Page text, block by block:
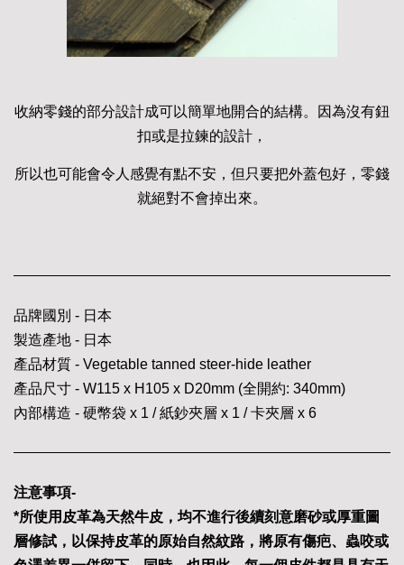
收納零錢的部分設計成可以簡單地開合的結構。因為沒有鈕
扣或是拉鍊的設計，
所以也可能會令人感覺有點不安，但只要把外蓋包好，零錢
就絕對不會掉出來。
品牌國別 - 日本
製造產地 - 日本
產品材質 - Vegetable tanned steer-hide leather
產品尺寸 - W115 x H105 x D20mm (全開約: 340mm)
內部構造 - 硬幣袋 x 1 / 紙鈔夾層 x 1 / 卡夾層 x 6
注意事項-
*所使用皮革為天然牛皮，均不進行後續刻意磨砂或厚重圖
層修試，以保持皮革的原始自然紋路，將原有傷疤、蟲咬或